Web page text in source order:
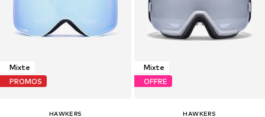
Mixte
PROMOS
HAWKERS
Mixte
OFFRE
HAWKERS